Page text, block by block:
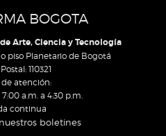
BOGOTA
Arte, Ciencia y Tecnología
piso Planetario de Bogotá
110321
de atención:
a.m. a 4:30 p.m.
continua
boletines